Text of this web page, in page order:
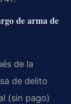
de arma de
de la
de delito
(sin pago)